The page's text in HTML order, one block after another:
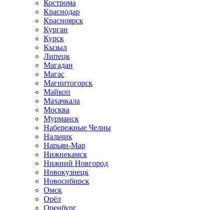
Кострома
Краснодар
Красноярск
Курган
Курск
Кызыл
Липецк
Магадан
Магас
Магнитогорск
Майкоп
Махачкала
Москва
Мурманск
Набережные Челны
Нальчик
Нарьян-Мар
Нижнекамск
Нижний Новгород
Новокузнецк
Новосибирск
Омск
Орёл
Оренбург